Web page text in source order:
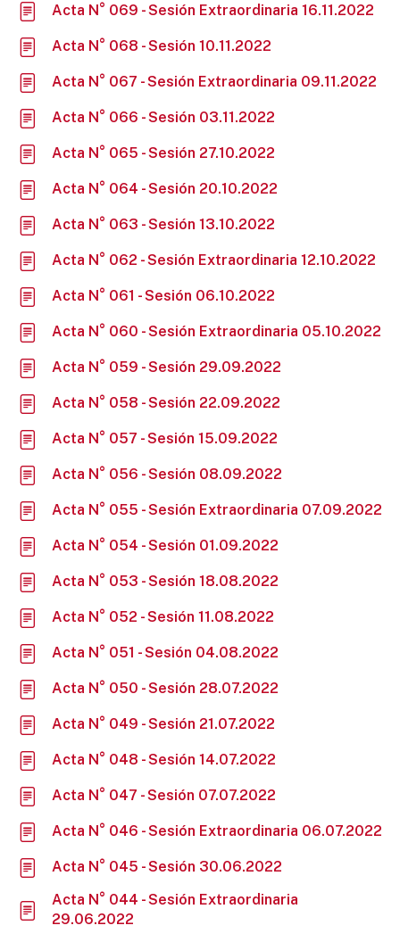
Acta N° 069 - Sesión Extraordinaria 16.11.2022
Acta N° 068 - Sesión 10.11.2022
Acta N° 067 - Sesión Extraordinaria 09.11.2022
Acta N° 066 - Sesión 03.11.2022
Acta N° 065 - Sesión 27.10.2022
Acta N° 064 - Sesión 20.10.2022
Acta N° 063 - Sesión 13.10.2022
Acta N° 062 - Sesión Extraordinaria 12.10.2022
Acta N° 061 - Sesión 06.10.2022
Acta N° 060 - Sesión Extraordinaria 05.10.2022
Acta N° 059 - Sesión 29.09.2022
Acta N° 058 - Sesión 22.09.2022
Acta N° 057 - Sesión 15.09.2022
Acta N° 056 - Sesión 08.09.2022
Acta N° 055 - Sesión Extraordinaria 07.09.2022
Acta N° 054 - Sesión 01.09.2022
Acta N° 053 - Sesión 18.08.2022
Acta N° 052 - Sesión 11.08.2022
Acta N° 051 - Sesión 04.08.2022
Acta N° 050 - Sesión 28.07.2022
Acta N° 049 - Sesión 21.07.2022
Acta N° 048 - Sesión 14.07.2022
Acta N° 047 - Sesión 07.07.2022
Acta N° 046 - Sesión Extraordinaria 06.07.2022
Acta N° 045 - Sesión 30.06.2022
Acta N° 044 - Sesión Extraordinaria
29.06.2022